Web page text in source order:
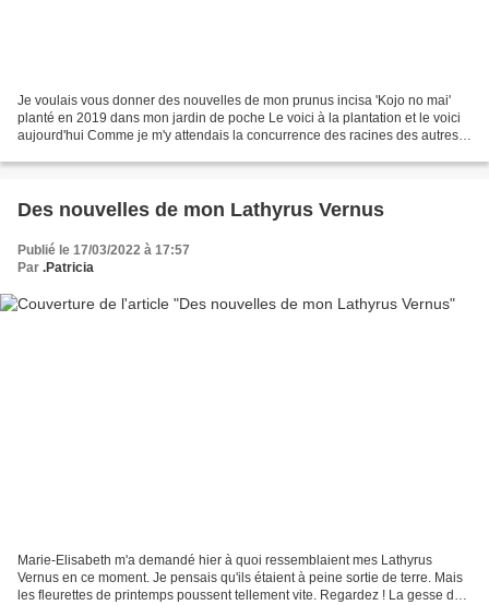
Je voulais vous donner des nouvelles de mon prunus incisa 'Kojo no mai'
planté en 2019 dans mon jardin de poche Le voici à la plantation et le voici
aujourd'hui Comme je m'y attendais la concurrence des racines des autres
Des nouvelles de mon Lathyrus Vernus
Publié le 17/03/2022 à 17:57
Par .Patricia
Marie-Elisabeth m'a demandé hier à quoi ressemblaient mes Lathyrus
Vernus en ce moment. Je pensais qu'ils étaient à peine sortie de terre. Mais
les fleurettes de printemps poussent tellement vite. Regardez ! La gesse de